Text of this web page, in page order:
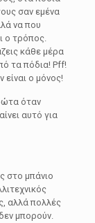
σαν εμένα
να που
ο τρόπος.
κάθε μέρα
τα πόδια! Pff!
ο μόνος!
όταν
αυτό για
στο μπάνιο
αλλά πολλές
μπορούν.